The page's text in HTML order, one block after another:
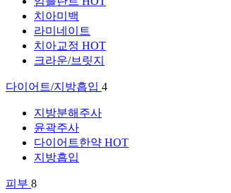
치아미백
라미네이트
치아교정 HOT
크라운/브릿지
다이어트/지방흡입 4
지방분해주사
윤곽주사
다이어트한약 HOT
지방흡입
피부 8